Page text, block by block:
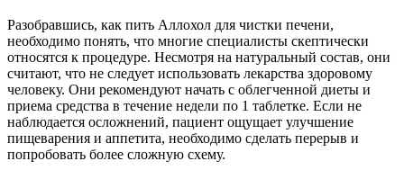
Разобравшись, как пить Аллохол для чистки печени,
необходимо понять, что многие специалисты скептически
относятся к процедуре. Несмотря на натуральный состав, они
считают, что не следует использовать лекарства здоровому
человеку. Они рекомендуют начать с облегченной диеты и
приема средства в течение недели по 1 таблетке. Если не
наблюдается осложнений, пациент ощущает улучшение
пищеварения и аппетита, необходимо сделать перерыв и
попробовать более сложную схему.